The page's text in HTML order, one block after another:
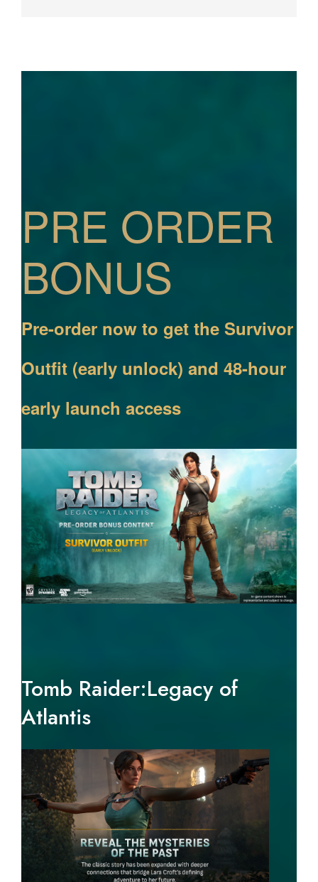
PRE ORDER
BONUS
Pre-order now to get the Survivor
Outfit (early unlock) and 48-hour
early launch access
Tomb Raider:Legacy of
Atlantis